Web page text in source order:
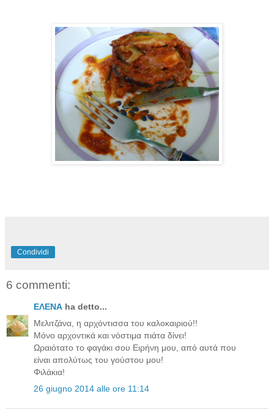
Condividi
6 commenti:
ΕΛΕΝΑ ha detto...
Μελιτζάνα, η αρχόντισσα του καλοκαιριού!!
Μόνο αρχοντικά και νόστιμα πιάτα δίνει!
Ωραιότατο το φαγάκι σου Ειρήνη μου, από αυτά που
είναι απολύτως του γούστου μου!
Φιλάκια!
26 giugno 2014 alle ore 11:14